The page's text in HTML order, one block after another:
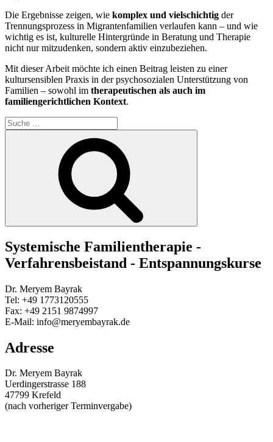
Die Ergebnisse zeigen, wie komplex und vielschichtig der
Trennungsprozess in Migrantenfamilien verlaufen kann – und wie
wichtig es ist, kulturelle Hintergründe in Beratung und Therapie
nicht nur mitzudenken, sondern aktiv einzubeziehen.
Mit dieser Arbeit möchte ich einen Beitrag leisten zu einer
kultursensiblen Praxis in der psychosozialen Unterstützung von
Familien – sowohl im therapeutischen als auch im
familiengerichtlichen Kontext.
Suche
nach:
Systemische Familientherapie -
Verfahrensbeistand - Entspannungskurse
Dr. Meryem Bayrak
Tel: +49 1773120555
Fax: +49 2151 9874997
E-Mail: info@meryembayrak.de
Adresse
Dr. Meryem Bayrak
Uerdingerstrasse 188
47799 Krefeld
(nach vorheriger Terminvergabe)